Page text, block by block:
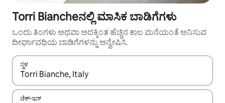
Torri Biancheನಲ್ಲಿ ಮಾಸಿಕ ಬಾಡಿಗೆಗಳು
ಒಂದು ತಿಂಗಳು ಅಥವಾ ಅದಕ್ಕಿಂತ ಹೆಚ್ಚಿನ ಕಾಲ ಮನೆಯಂತೆ ಅನಿಸುವ
ದೀರ್ಘಾವಧಿಯ ಬಾಡಿಗೆಗಳನ್ನು ಅನ್ವೇಷಿಸಿ.
ಸ್ಥಳ
ಫಲಿತಾಂಶಗಳು ಲಭ್ಯವಿರುವಾಗ, ಅಪ್ ಮತ್ತು ಡೌನ್ ಬಾಣದ ಕೀಲಿಗಳೊಂದಿಗೆ
ಚೆಕ್-ಇನ್